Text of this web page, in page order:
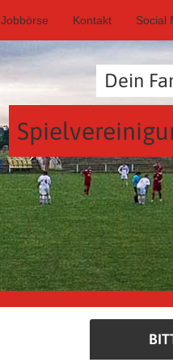
Jobbörse Kontakt Social
Dein